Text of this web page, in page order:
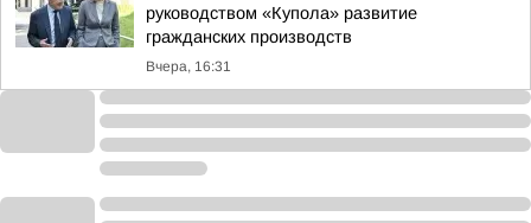
руководством «Купола» развитие
гражданских производств
Вчера, 16:31